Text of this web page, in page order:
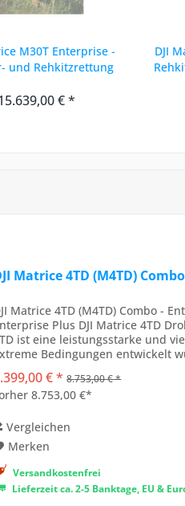
M30T Enterprise -
und Rehkitzrettung
€ *
DJI
Matrice 4TD (M4TD)
Matrice 4TD (M4TD) Combo -
Plus DJI Matrice 4TD
ist eine leistungsstarke und
Bedingungen entwickelt
€ * 8.753,00 € *
8.753,00 €*
Vergleichen
Merken
Versandkostenfrei
Lieferzeit ca. 2-5 Banktage, EU &